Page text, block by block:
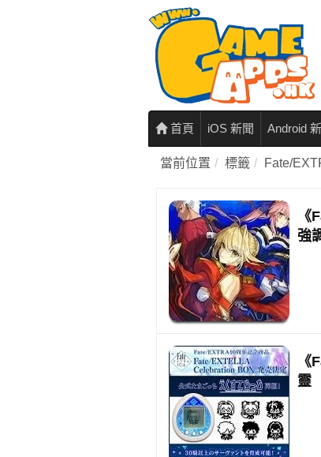
首頁 iOS 新聞 Android
當前位置 標籤 Fate/
強
靈